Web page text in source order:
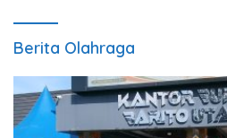
Berita Olahraga